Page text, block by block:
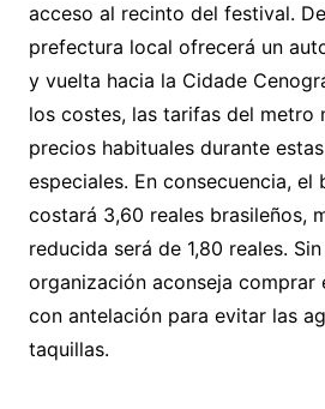
acceso al recinto del festival.
prefectura local ofrecerá un
y vuelta hacia la Cidade
los costes, las tarifas del metro
precios habituales durante
especiales. En consecuencia, el
costará 3,60 reales brasileños,
reducida será de 1,80 reales.
organización aconseja comprar
con antelación para evitar las
taquillas.